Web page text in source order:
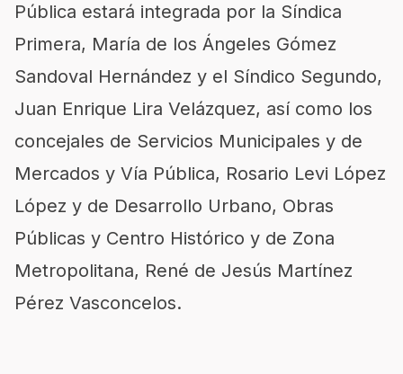
Pública estará integrada por la Síndica
Primera, María de los Ángeles Gómez
Sandoval Hernández y el Síndico Segundo,
Juan Enrique Lira Velázquez, así como los
concejales de Servicios Municipales y de
Mercados y Vía Pública, Rosario Levi López
López y de Desarrollo Urbano, Obras
Públicas y Centro Histórico y de Zona
Metropolitana, René de Jesús Martínez
Pérez Vasconcelos.